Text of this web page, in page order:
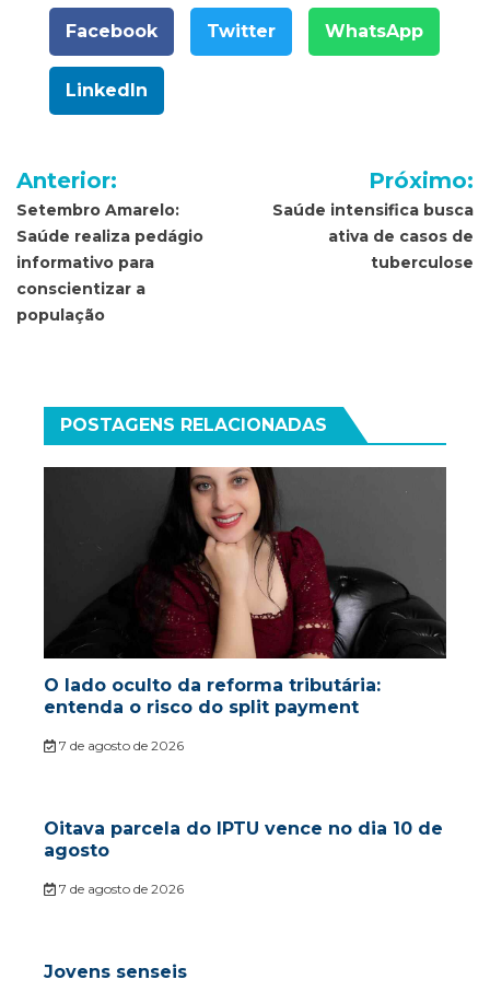
Facebook Twitter WhatsApp
LinkedIn
Navegação
de
Post
Anterior:
Setembro Amarelo:
Saúde realiza pedágio
informativo para
conscientizar a
população
Próximo:
Saúde intensifica busca
ativa de casos de
tuberculose
POSTAGENS RELACIONADAS
O lado oculto da reforma tributária:
entenda o risco do split payment
7 de agosto de 2026
Oitava parcela do IPTU vence no dia 10 de
agosto
7 de agosto de 2026
Jovens senseis